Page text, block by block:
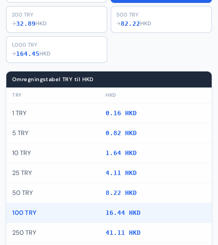
200 TRY
→32.89HKD
500 TRY
→82.22HKD
1,000 TRY
→164.45HKD
Omregningstabel TRY til HKD
TRY HKD
1 TRY 0.16 HKD
5 TRY 0.82 HKD
10 TRY 1.64 HKD
25 TRY 4.11 HKD
50 TRY 8.22 HKD
100 TRY 16.44 HKD
250 TRY 41.11 HKD